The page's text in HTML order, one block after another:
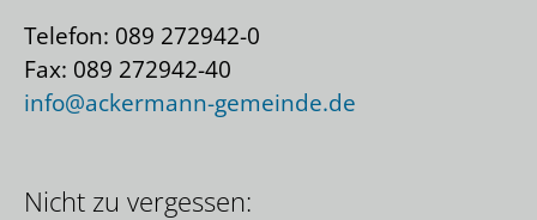
Telefon: 089 272942-0
Fax: 089 272942-40
info@ackermann-gemeinde.de
Nicht zu vergessen: